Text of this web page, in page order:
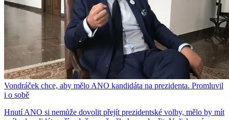
Vondráček chce, aby mělo ANO kandidáta na prezidenta. Promluvil
i o sobě
Hnutí ANO si nemůže dovolit přejít prezidentské volby, mělo by mít